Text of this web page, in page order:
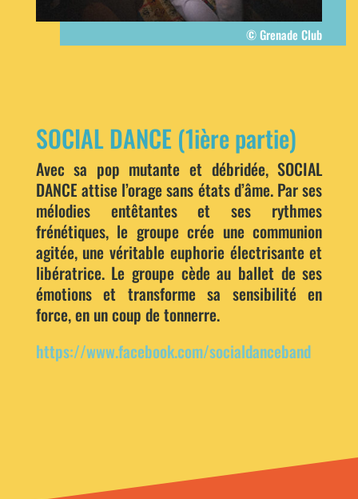
© Grenade Club
SOCIAL DANCE (1ière partie)
Avec sa pop mutante et débridée, SOCIAL
DANCE attise l’orage sans états d’âme. Par ses
mélodies entêtantes et ses rythmes
frénétiques, le groupe crée une communion
agitée, une véritable euphorie électrisante et
libératrice. Le groupe cède au ballet de ses
émotions et transforme sa sensibilité en
force, en un coup de tonnerre.
https://www.facebook.com/socialdanceband